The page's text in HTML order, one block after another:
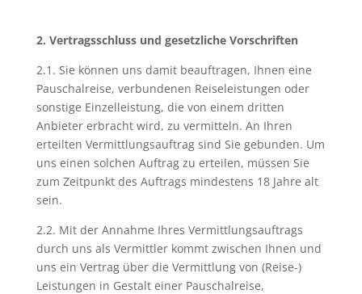
2. Vertragsschluss und gesetzliche Vorschriften
2.1. Sie können uns damit beauftragen, Ihnen eine
Pauschalreise, verbundenen Reiseleistungen oder
sonstige Einzelleistung, die von einem dritten
Anbieter erbracht wird, zu vermitteln. An Ihren
erteilten Vermittlungsauftrag sind Sie gebunden. Um
uns einen solchen Auftrag zu erteilen, müssen Sie
zum Zeitpunkt des Auftrags mindestens 18 Jahre alt
sein.
2.2. Mit der Annahme Ihres Vermittlungsauftrags
durch uns als Vermittler kommt zwischen Ihnen und
uns ein Vertrag über die Vermittlung von (Reise-)
Leistungen in Gestalt einer Pauschalreise,